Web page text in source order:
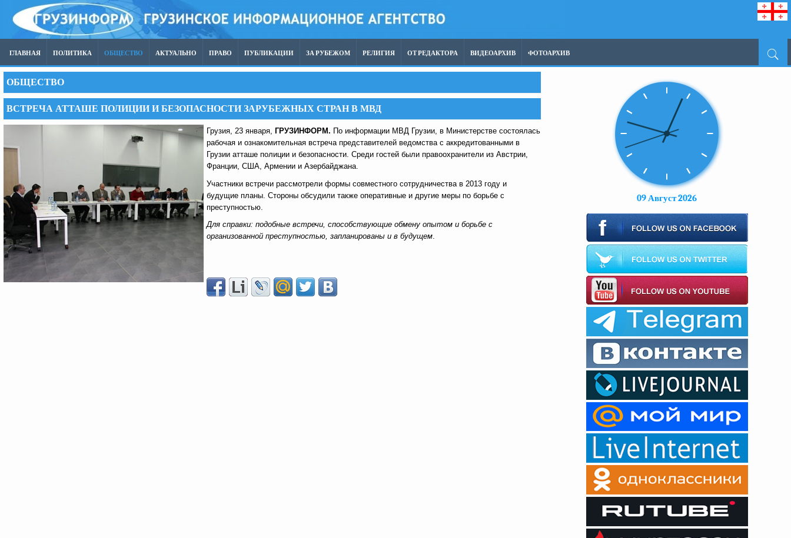
ГЛАВНАЯ ПОЛИТИКА ОБЩЕСТВО АКТУАЛЬНО ПРАВО ПУБЛИКАЦИИ ЗА РУБЕЖОМ РЕЛИГИЯ ОТ РЕДАКТОРА ВИДЕОАРХИВ ФОТОАРХИВ
ОБЩЕСТВО
ВСТРЕЧА АТТАШЕ ПОЛИЦИИ И БЕЗОПАСНОСТИ ЗАРУБЕЖНЫХ СТРАН В МВД
Грузия, 23 января, ГРУЗИНФОРМ. По информации МВД Грузии, в Министерстве состоялась
рабочая и ознакомительная встреча представителей ведомства с аккредитованными в
Грузии атташе полиции и безопасности. Среди гостей были правоохранители из Австрии,
Франции, США, Армении и Азербайджана.
Участники встречи рассмотрели формы совместного сотрудничества в 2013 году и
будущие планы. Стороны обсудили также оперативные и другие меры по борьбе с
преступностью.
Для справки: подобные встречи, способствующие обмену опытом и борьбе с
организованной преступностью, запланированы и в будущем.
09 Август 2026